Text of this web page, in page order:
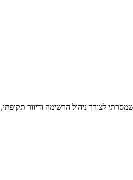
לצורך ניהול הרשימה ודיוור